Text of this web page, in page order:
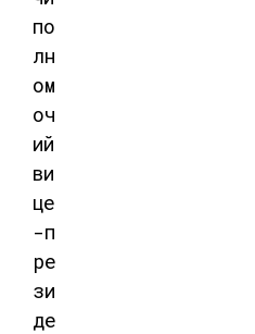
по
лн
ом
оч
ий
ви
це
-п
ре
зи
де